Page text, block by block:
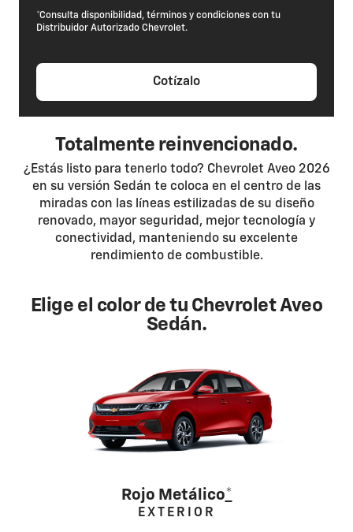
*Consulta disponibilidad, términos y condiciones con tu
Distribuidor Autorizado Chevrolet.
Cotízalo
Totalmente reinvencionado.
¿Estás listo para tenerlo todo? Chevrolet Aveo 2026
en su versión Sedán te coloca en el centro de las
miradas con las líneas estilizadas de su diseño
renovado, mayor seguridad, mejor tecnología y
conectividad, manteniendo su excelente
rendimiento de combustible.
Elige el color de tu Chevrolet Aveo
Sedán.
EXTERIOR
Rojo Metálico*